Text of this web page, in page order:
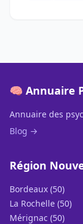
🧠 Annuaire
Annuaire des
Blog →
Région
Bordeaux (50)
La Rochelle (50)
Mérignac (50)